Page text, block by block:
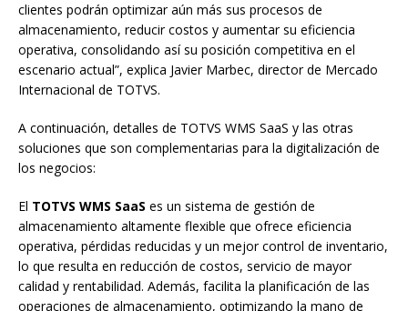
clientes podrán optimizar aún más sus procesos de
almacenamiento, reducir costos y aumentar su eficiencia
operativa, consolidando así su posición competitiva en el
escenario actual”, explica Javier Marbec, director de Mercado
Internacional de TOTVS.
A continuación, detalles de TOTVS WMS SaaS y las otras
soluciones que son complementarias para la digitalización de
los negocios:
El TOTVS WMS SaaS es un sistema de gestión de
almacenamiento altamente flexible que ofrece eficiencia
operativa, pérdidas reducidas y un mejor control de inventario,
lo que resulta en reducción de costos, servicio de mayor
calidad y rentabilidad. Además, facilita la planificación de las
operaciones de almacenamiento, optimizando la mano de